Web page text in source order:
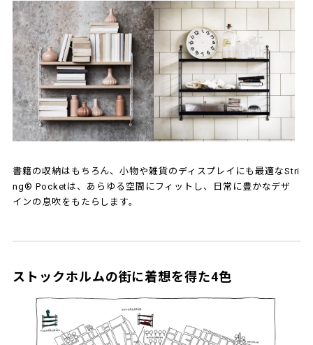
書籍の収納はもちろん、小物や雑貨のディスプレイにも最適なStri
ng® Pocketは、あらゆる空間にフィットし、日常に豊かなデザ
インの息吹をもたらします。
ストックホルムの街に着想を得た4色